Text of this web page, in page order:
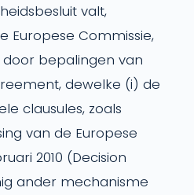
valt,
Europese Commissie,
bepalingen van
dewelke (i) de
clausules, zoals
van de Europese
2010 (Decision
ander mechanisme